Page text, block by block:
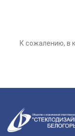
К сожалению, в